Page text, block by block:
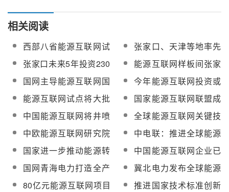
相关阅读
西部八省能源互联网试
点项目近期启动
张家口、天津等地率先
发展建设全球能源互联
网
张家口未来5年投资230
亿元 打造能源互联网样
板间
能源互联网样板间张家
口创新示范区揭开面纱
国网主导能源互联网国
标获批立项
今年能源互联网投资或
将超400亿
能源互联网试点将大批
启动 今年或带动至少
400亿投资
国家能源互联网联盟成
立 未来5年增长率将维
持18.5%
中国能源互联网将井喷
式发展 2020年市场规模
将破9400亿美元
全球能源互联网关键技
术清单出炉
中欧能源互联网研究院
在青海揭牌成立
中电联：推进全球能源
互联网建设倡议书
国家进一步推动能源转
型 能源局将起草能源互
联网路线图
中国能源互联网企业已
达4000家 国企成为主力
国网青海电力打造全产
业链新能源互联网平台
冀北电力发布全球能源
互联网发展白皮书
80亿元能源互联网项目
推进国家技术标准创新